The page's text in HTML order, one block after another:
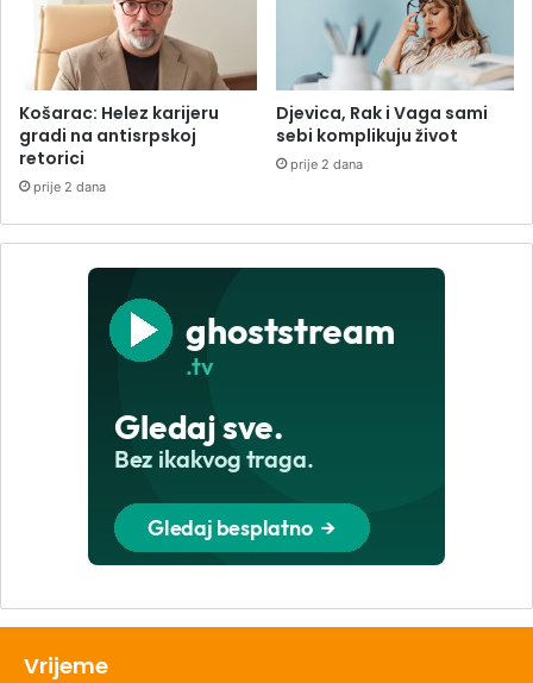
Košarac: Helez karijeru
gradi na antisrpskoj
retorici
prije 2 dana
Djevica, Rak i Vaga sami
sebi komplikuju život
prije 2 dana
Vrijeme